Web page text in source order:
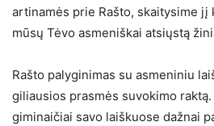
artinamės prie Rašto, skaitysime jį
mūsų Tėvo asmeniškai atsiųstą
Rašto palyginimas su asmeniniu
giliausios prasmės suvokimo
giminaičiai savo laiškuose dažnai